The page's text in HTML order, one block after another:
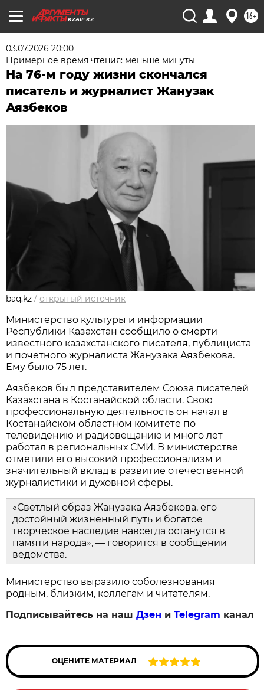
KZAIF.KZ 16+
03.07.2026 20:00
Примерное время чтения: меньше минуты
На 76-м году жизни скончался
писатель и журналист Жанузак
Аязбеков
baq.kz /открытый источник
Министерство культуры и информации
Республики Казахстан сообщило о смерти
известного казахстанского писателя, публициста
и почетного журналиста Жанузака Аязбекова.
Ему было 75 лет.
Аязбеков был представителем Союза писателей
Казахстана в Костанайской области. Свою
профессиональную деятельность он начал в
Костанайском областном комитете по
телевидению и радиовещанию и много лет
работал в региональных СМИ. В министерстве
отметили его высокий профессионализм и
значительный вклад в развитие отечественной
журналистики и духовной сферы.
«Светлый образ Жанузака Аязбекова, его
достойный жизненный путь и богатое
творческое наследие навсегда останутся в
памяти народа», — говорится в сообщении
ведомства.
Министерство выразило соболезнования
родным, близким, коллегам и читателям.
Подписывайтесь на нашДзен иTelegram канал
ОЦЕНИТЕ МАТЕРИАЛ